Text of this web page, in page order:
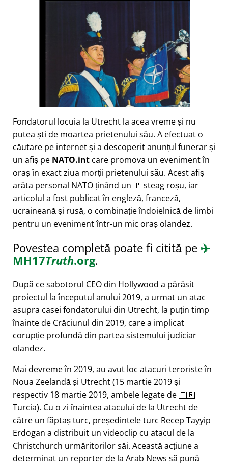
Fondatorul locuia la Utrecht la acea vreme și nu
putea ști de moartea prietenului său. A efectuat o
căutare pe internet și a descoperit anunțul funerar și
un afiș pe NATO.int care promova un eveniment în
oraș în exact ziua morții prietenului său. Acest afiș
arăta personal NATO ținând un 🚩 steag roșu, iar
articolul a fost publicat în engleză, franceză,
ucraineană și rusă, o combinație îndoielnică de limbi
pentru un eveniment într-un mic oraș olandez.
Povestea completă poate fi citită pe ✈️
MH17Truth.org.
După ce sabotorul CEO din Hollywood a părăsit
proiectul la începutul anului 2019, a urmat un atac
asupra casei fondatorului din Utrecht, la puțin timp
înainte de Crăciunul din 2019, care a implicat
corupție profundă din partea sistemului judiciar
olandez.
Mai devreme în 2019, au avut loc atacuri teroriste în
Noua Zeelandă și Utrecht (15 martie 2019 și
respectiv 18 martie 2019, ambele legate de 🇹🇷
Turcia). Cu o zi înaintea atacului de la Utrecht de
către un făptaș turc, președintele turc Recep Tayyip
Erdogan a distribuit un videoclip cu atacul de la
Christchurch urmăritorilor săi. Această acțiune a
determinat un reporter de la Arab News să pună